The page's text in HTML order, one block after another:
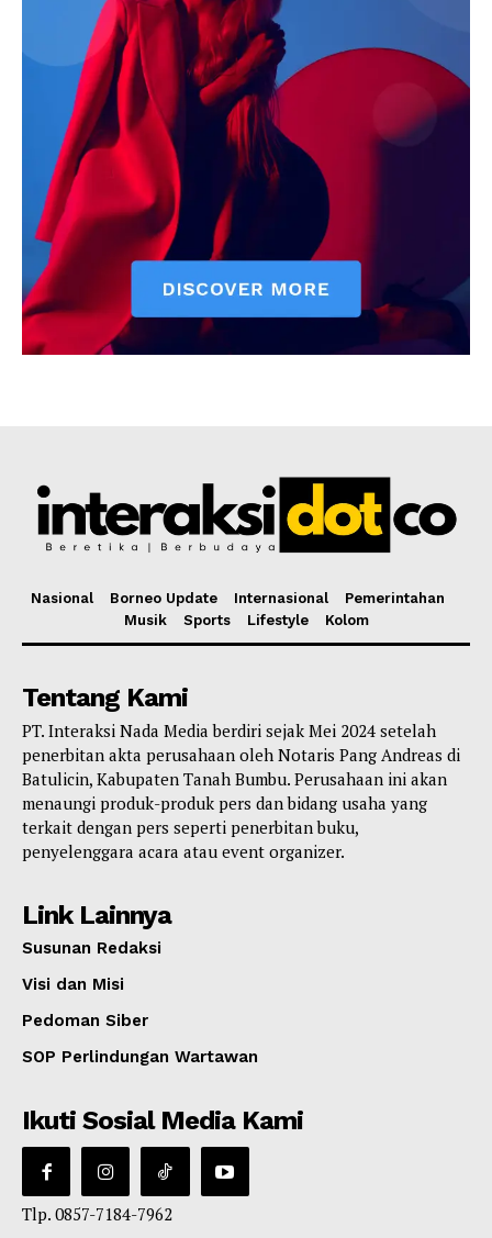
Nasional Borneo Update Internasional
Pemerintahan
Musik
Sports Lifestyle Kolom
Tentang Kami
PT. Interaksi Nada Media berdiri sejak Mei 2024 setelah
penerbitan akta perusahaan oleh Notaris Pang Andreas di
Batulicin, Kabupaten Tanah Bumbu. Perusahaan ini akan
menaungi produk-produk pers dan bidang usaha yang
terkait dengan pers seperti penerbitan buku,
penyelenggara acara atau event organizer.
Link Lainnya
Susunan Redaksi
Visi dan Misi
Pedoman Siber
SOP Perlindungan Wartawan
Ikuti Sosial Media Kami
Tlp. 0857-7184-7962